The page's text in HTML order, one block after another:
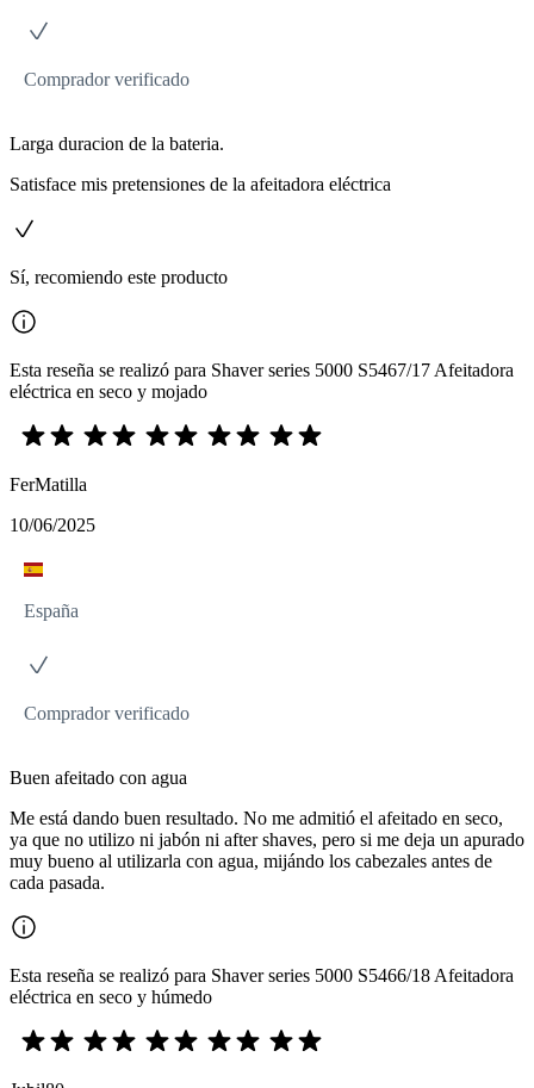
Comprador verificado
Larga duracion de la bateria.
Satisface mis pretensiones de la afeitadora eléctrica
Sí, recomiendo este producto
Esta reseña se realizó para Shaver series 5000 S5467/17 Afeitadora
eléctrica en seco y mojado
FerMatilla
10/06/2025
España
Comprador verificado
Buen afeitado con agua
Me está dando buen resultado. No me admitió el afeitado en seco,
ya que no utilizo ni jabón ni after shaves, pero si me deja un apurado
muy bueno al utilizarla con agua, mijándo los cabezales antes de
cada pasada.
Esta reseña se realizó para Shaver series 5000 S5466/18 Afeitadora
eléctrica en seco y húmedo